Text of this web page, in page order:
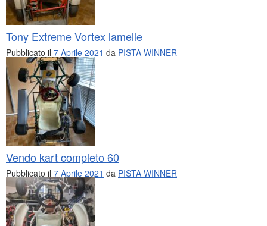
Tony Extreme Vortex lamelle
Pubblicato il 7 Aprile 2021 da PISTA WINNER
Vendo kart completo 60
Pubblicato il 7 Aprile 2021 da PISTA WINNER